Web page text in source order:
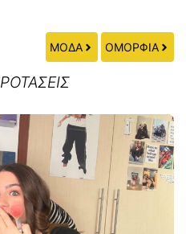
ΜΟΔΑ ΟΜΟΡΦΙΑ